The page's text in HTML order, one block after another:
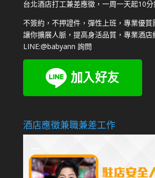
台北酒店打工兼差應徵，一周一天起10
不簽約，不押證件，彈性上班，專業優質
讓你擴展人脈，提高身活品質，專業酒
LINE:@babyann 詢問
酒店應徵兼職兼差工作